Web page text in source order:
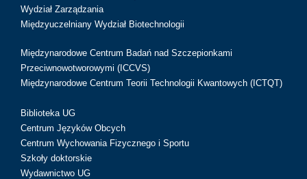
Wydział Zarządzania
Międzyuczelniany Wydział Biotechnologii
Międzynarodowe Centrum Badań nad Szczepionkami
Przeciwnowotworowymi (ICCVS)
Międzynarodowe Centrum Teorii Technologii Kwantowych (ICTQT)
Biblioteka UG
Centrum Języków Obcych
Centrum Wychowania Fizycznego i Sportu
Szkoły doktorskie
Wydawnictwo UG